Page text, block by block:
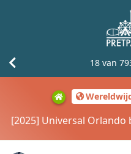
[2025] Universal Orlando
18 van